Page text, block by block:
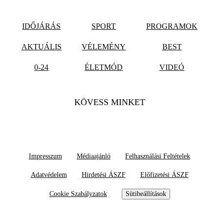
IDŐJÁRÁS SPORT PROGRAMOK
AKTUÁLIS VÉLEMÉNY BEST
0-24 ÉLETMÓD VIDEÓ
KÖVESS MINKET
Impresszum Médiaajánló Felhasználási Feltételek
Adatvédelem Hirdetési ÁSZF Előfizetési ÁSZF
Cookie Szabályzatok Sütibeállítások